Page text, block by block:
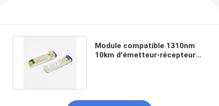
Module compatible 1310nm
10km d'émetteur-récepteur